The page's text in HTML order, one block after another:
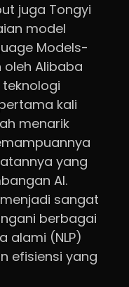
juga Tongyi
model
Models-
oleh Alibaba
kali
menarik
yang
AI.
sangat
berbagai
alami (NLP)
efisiensi yang